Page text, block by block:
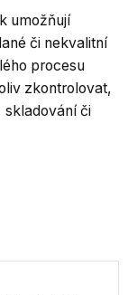
umožňují
či nekvalitní
procesu
zkontrolovat,
skladování či